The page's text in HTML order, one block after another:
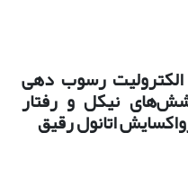
رسوب دهی
نیکل و رفتار
اتانول رقیق